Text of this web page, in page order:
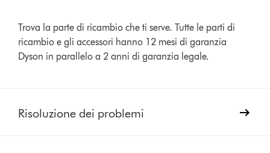
Trova la parte di ricambio che ti serve. Tutte le parti di
ricambio e gli accessori hanno 12 mesi di garanzia
Dyson in parallelo a 2 anni di garanzia legale.
Risoluzione dei problemi